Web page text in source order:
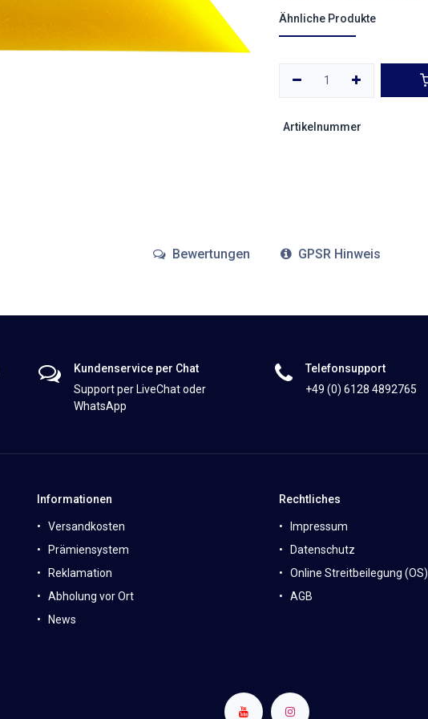
Ähnliche Produkte
Artikelnummer
Bewertungen GPSR Hinweis
Kundenservice per Chat
Support per LiveChat oder
WhatsApp
Telefonsupport
+49 (0) 6128 4892765
Informationen
Versandkosten
Prämiensystem
Reklamation
Abholung vor Ort
News
Rechtliches
Impressum
Datenschutz
Online Streitbeilegung (OS)
AGB